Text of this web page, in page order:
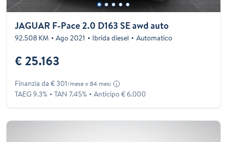
JAGUAR F-Pace 2.0 D163 SE awd auto
92.508 KM Ago 2021 Ibrida diesel Automatico
€ 25.163
Finanzia da € 301/mese x 84 mesi
TAEG 9.3% TAN 7.45% Anticipo € 6.000